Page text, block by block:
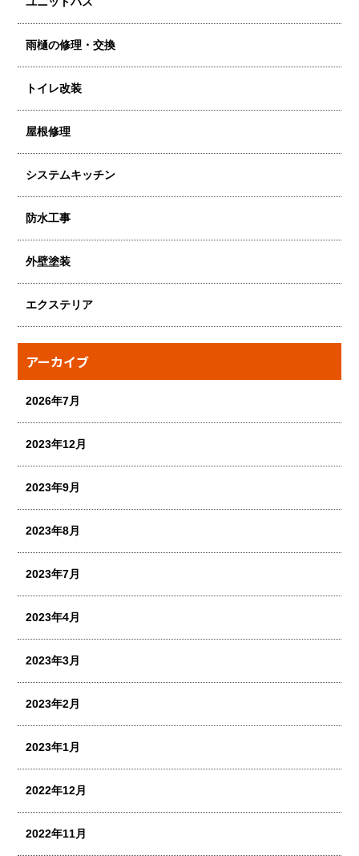
雨樋の修理・交換
トイレ改装
屋根修理
システムキッチン
防水工事
外壁塗装
エクステリア
アーカイブ
2026年7月
2023年12月
2023年9月
2023年8月
2023年7月
2023年4月
2023年3月
2023年2月
2023年1月
2022年12月
2022年11月